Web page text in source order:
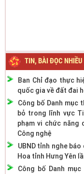
TIN, BÀI ĐỌC NHIỀU
Ban Chỉ đạo thực
quốc gia về đất đai
Công bố Danh mục
bỏ trong lĩnh vực
phạm vi chức năng
Công nghệ
UBND tỉnh nghe
Hoa tỉnh Hưng Yên
Công bố Danh